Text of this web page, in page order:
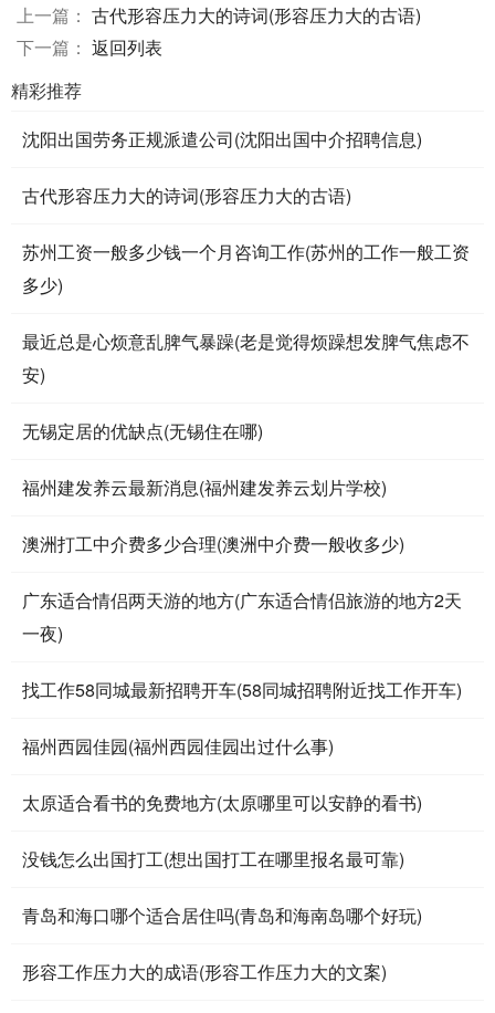
上一篇： 古代形容压力大的诗词(形容压力大的古语)
下一篇： 返回列表
精彩推荐
沈阳出国劳务正规派遣公司(沈阳出国中介招聘信息)
古代形容压力大的诗词(形容压力大的古语)
苏州工资一般多少钱一个月咨询工作(苏州的工作一般工资
多少)
最近总是心烦意乱脾气暴躁(老是觉得烦躁想发脾气焦虑不
安)
无锡定居的优缺点(无锡住在哪)
福州建发养云最新消息(福州建发养云划片学校)
澳洲打工中介费多少合理(澳洲中介费一般收多少)
广东适合情侣两天游的地方(广东适合情侣旅游的地方2天
一夜)
找工作58同城最新招聘开车(58同城招聘附近找工作开车)
福州西园佳园(福州西园佳园出过什么事)
太原适合看书的免费地方(太原哪里可以安静的看书)
没钱怎么出国打工(想出国打工在哪里报名最可靠)
青岛和海口哪个适合居住吗(青岛和海南岛哪个好玩)
形容工作压力大的成语(形容工作压力大的文案)